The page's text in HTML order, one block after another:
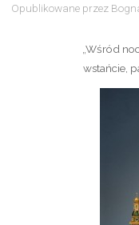
Opublikowane przez
„Wśród
wstańcie,